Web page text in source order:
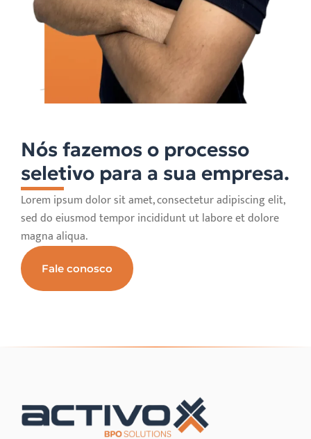
Nós fazemos o processo
seletivo para a sua empresa.
Lorem ipsum dolor sit amet, consectetur adipiscing elit,
sed do eiusmod tempor incididunt ut labore et dolore
magna aliqua.
Fale conosco